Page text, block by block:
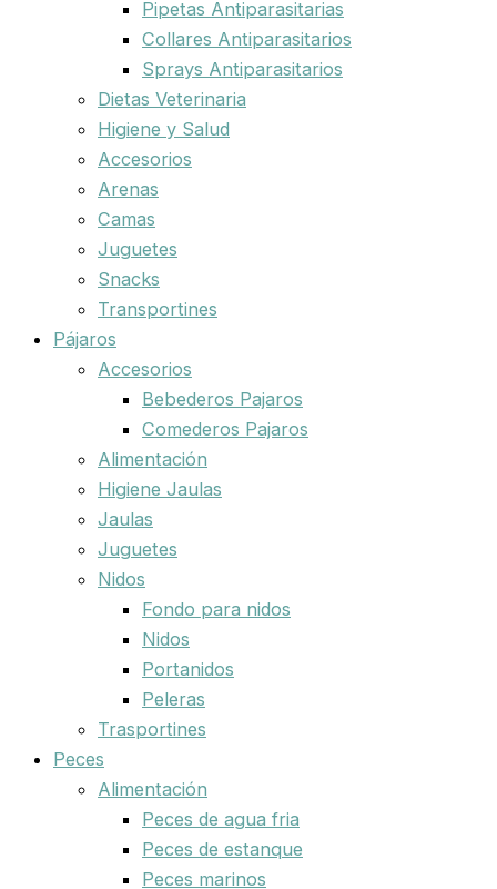
Pipetas Antiparasitarias
Collares Antiparasitarios
Sprays Antiparasitarios
Dietas Veterinaria
Higiene y Salud
Accesorios
Arenas
Camas
Juguetes
Snacks
Transportines
Pájaros
Accesorios
Bebederos Pajaros
Comederos Pajaros
Alimentación
Higiene Jaulas
Jaulas
Juguetes
Nidos
Fondo para nidos
Nidos
Portanidos
Peleras
Trasportines
Peces
Alimentación
Peces de agua fria
Peces de estanque
Peces marinos